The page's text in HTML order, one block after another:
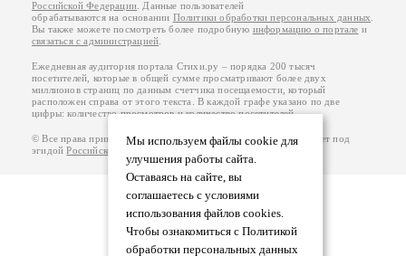
Мы используем файлы cookie для
улучшения работы сайта.
Оставаясь на сайте, вы
соглашаетесь с условиями
использования файлов cookies.
Чтобы ознакомиться с Политикой
обработки персональных данных
Российской Федерации . Данные пользователей
обрабатываются на основании Политики обработки персональных данных
Вы также можете посмотреть более подробную информацию о портале и
связаться с администрацией
Ежедневная аудитория портала Стихи.ру – порядка 200 тысяч
посетителей, которые в общей сумме просматривают более двух
миллионов страниц по данным счетчика посещаемости, который
расположен справа от этого текста. В каждой графе указано по две
цифры: количество просмотров и количество посетителей.
© Все права принадлежат авторам, 2000-2026. Портал работает под
эгидойРоссийского союза писателей 18+